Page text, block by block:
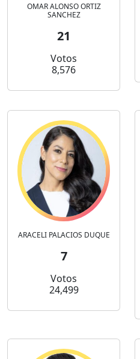
OMAR ALONSO ORTIZ
SANCHEZ
21
Votos
8,576
ARACELI PALACIOS DUQUE
7
Votos
24,499